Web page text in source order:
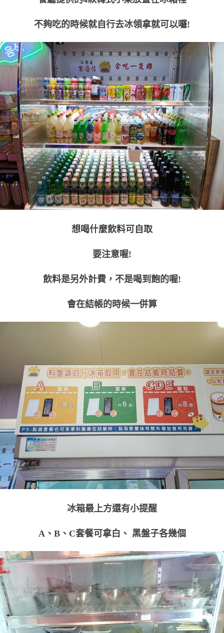
不夠吃的時候就自行去冰領拿就可以囉!
想喝什麼飲料可自取
要注意喔!
飲料是另外計費，不是喝到飽的喔!
會在結帳的時候一併算
冰箱最上方還有小提醒
A、B、C套餐可拿白、 黑盤子各幾個